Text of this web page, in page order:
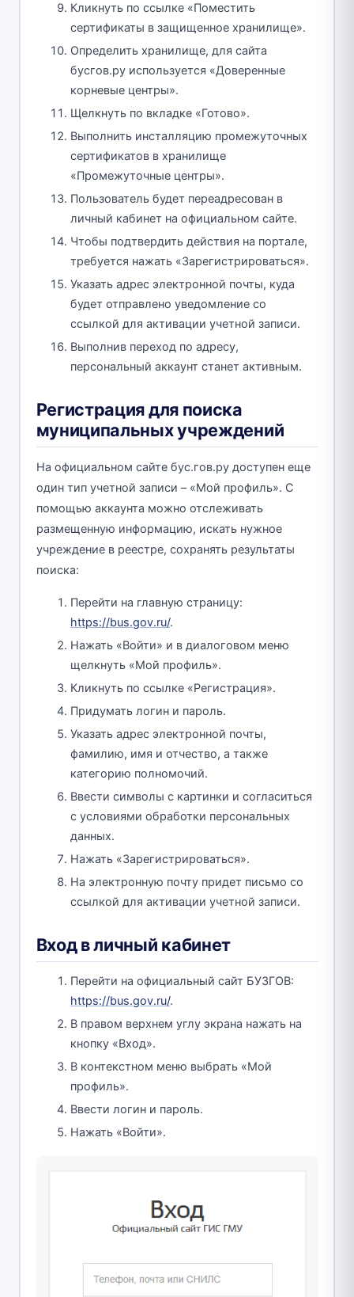
Кликнуть по ссылке «Поместить
сертификаты в защищенное хранилище».
Определить хранилище, для сайта
бусгов.ру используется «Доверенные
корневые центры».
Щелкнуть по вкладке «Готово».
Выполнить инсталляцию промежуточных
сертификатов в хранилище
«Промежуточные центры».
Пользователь будет переадресован в
личный кабинет на официальном сайте.
Чтобы подтвердить действия на портале,
требуется нажать «Зарегистрироваться».
Указать адрес электронной почты, куда
будет отправлено уведомление со
ссылкой для активации учетной записи.
Выполнив переход по адресу,
персональный аккаунт станет активным.
Регистрация для поиска
муниципальных учреждений
На официальном сайте бус.гов.ру доступен еще
один тип учетной записи – «Мой профиль». С
помощью аккаунта можно отслеживать
размещенную информацию, искать нужное
учреждение в реестре, сохранять результаты
поиска:
Перейти на главную страницу:
https://bus.gov.ru/.
Нажать «Войти» и в диалоговом меню
щелкнуть «Мой профиль».
Кликнуть по ссылке «Регистрация».
Придумать логин и пароль.
Указать адрес электронной почты,
фамилию, имя и отчество, а также
категорию полномочий.
Ввести символы с картинки и согласиться
с условиями обработки персональных
данных.
Нажать «Зарегистрироваться».
На электронную почту придет письмо со
ссылкой для активации учетной записи.
Вход в личный кабинет
Перейти на официальный сайт БУЗГОВ:
https://bus.gov.ru/.
В правом верхнем углу экрана нажать на
кнопку «Вход».
В контекстном меню выбрать «Мой
профиль».
Ввести логин и пароль.
Нажать «Войти».